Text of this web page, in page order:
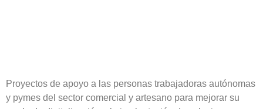
Proyectos de apoyo a las personas trabajadoras autónomas
y pymes del sector comercial y artesano para mejorar su